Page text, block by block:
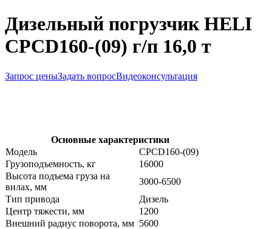
Дизельный погрузчик HELI
CPCD160-(09) г/п 16,0 т
Запрос ценыЗадать вопросВидеоконсультация
Основные характеристики
Модель
CPCD160-(09)
Грузоподъемность, кг
16000
Высота подъема груза на
вилах, мм
3000-6500
Тип привода
Дизель
Центр тяжести, мм
1200
Внешний радиус поворота, мм 5600